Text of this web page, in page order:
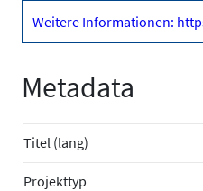
Weitere Informationen:
Metadata
Titel (lang)
Projekttyp